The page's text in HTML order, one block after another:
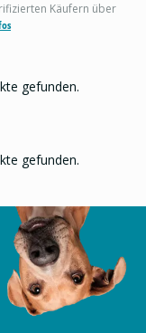
Käufern über
gefunden.
gefunden.